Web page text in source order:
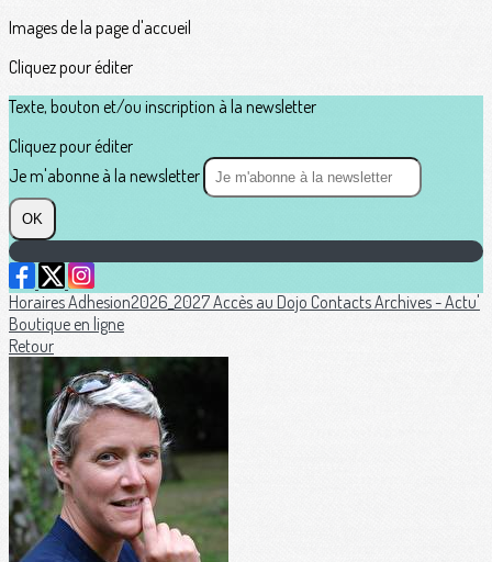
Images de la page d'accueil
Cliquez pour éditer
Texte, bouton et/ou inscription à la newsletter
Cliquez pour éditer
Je m'abonne à la newsletter
OK
HorairesAdhesion2026_2027Accès au Dojo ContactsArchives - Actu'
Boutique en ligne
Retour